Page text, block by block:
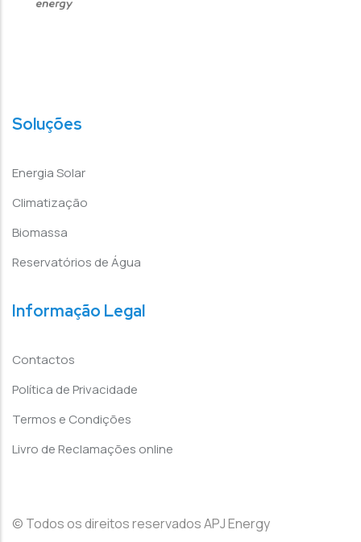
Soluções
Energia Solar
Climatização
Biomassa
Reservatórios de Água
Informação Legal
Contactos
Política de Privacidade
Termos e Condições
Livro de Reclamações online
© Todos os direitos reservados APJ Energy